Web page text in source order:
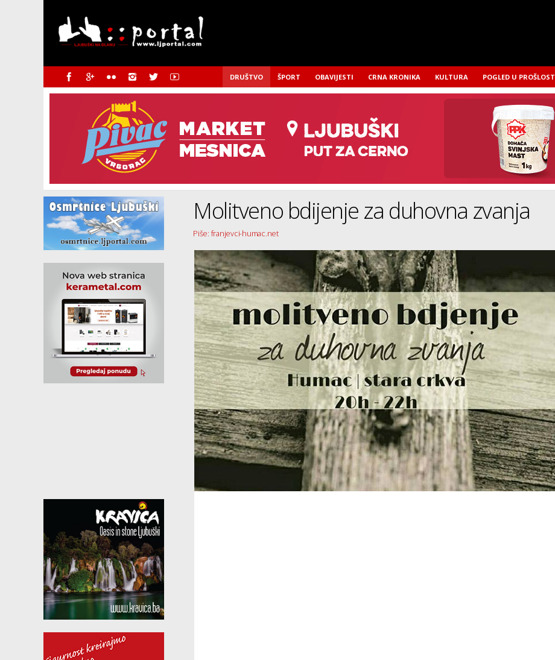
DRUŠTVO ŠPORT OBAVIJESTI CRNA KRONIKA KULTURA POGLED U PROŠLOST
Molitveno bdijenje za duhovna zvanja
Piše: franjevci-humac.net